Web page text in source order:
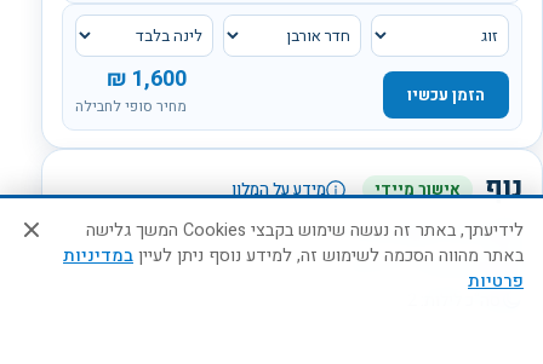
1,600
₪
מחיר סופי לחבילה
הזמן עכשיו
נוף אישור מיידי מידע על המלון
אורחים:2מבוגרים,0ילדים
בסיס האירוח:לינה בלבד
לידיעתך, באתר זה נעשה שימוש בקבצי Cookies המשך גלישה
באתר מהווה הסכמה לשימוש זה, למידע נוסף ניתן לעייןבמדיניות
פרטיות